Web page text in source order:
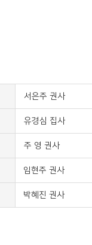
서은주 권사
유경심 집사
주 영 권사
임현주 권사
박혜진 권사